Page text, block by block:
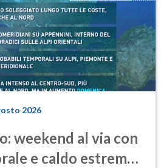
2026
weekend al via con
e caldo estremo